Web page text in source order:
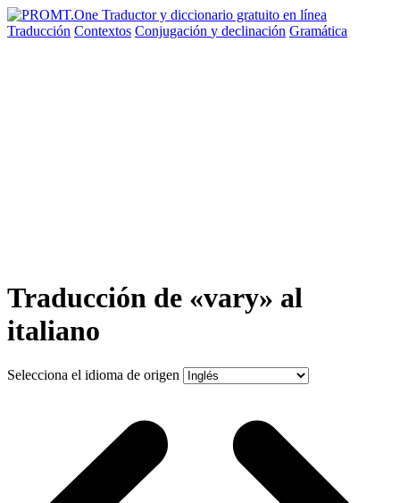
Traducción Contextos Conjugación y declinación Gramática
Traducción de «vary» al
italiano
Selecciona el idioma de origen